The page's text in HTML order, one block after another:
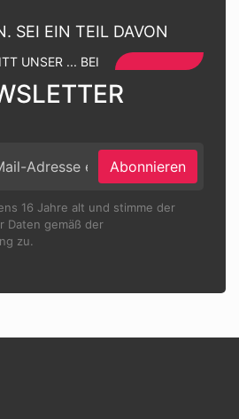
SEI EIN TEIL DAVON
UNSER ... BEI
Abonnieren
16 Jahre alt und stimme der
Daten gemäß der
zu.